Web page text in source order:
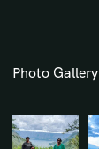
Photo Gallery